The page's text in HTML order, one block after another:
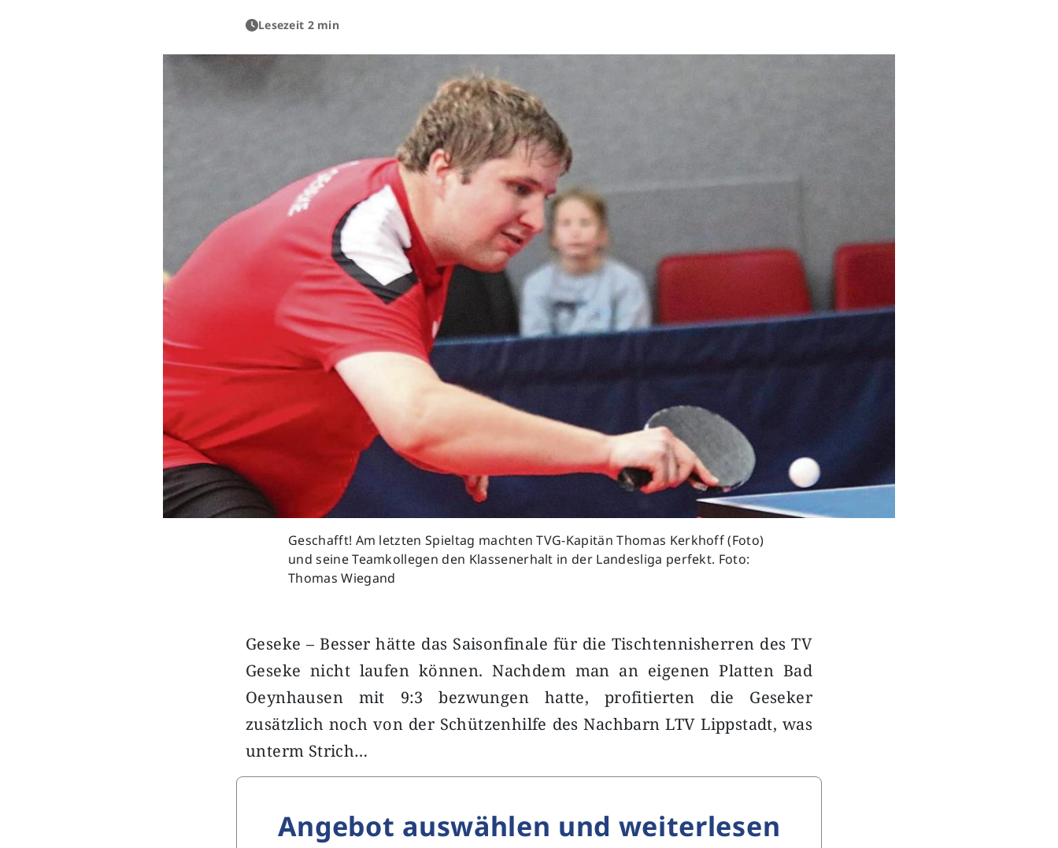
Lesezeit 2 min
Geschafft! Am letzten Spieltag machten TVG-Kapitän Thomas Kerkhoff (Foto)
und seine Teamkollegen den Klassenerhalt in der Landesliga perfekt. Foto:
Thomas Wiegand
Geseke – Besser hätte das Saisonfinale für die Tischtennisherren des TV
Geseke nicht laufen können. Nachdem man an eigenen Platten Bad
Oeynhausen mit 9:3 bezwungen hatte, profitierten die Geseker
zusätzlich noch von der Schützenhilfe des Nachbarn LTV Lippstadt, was
unterm Strich…
Angebot auswählen und weiterlesen